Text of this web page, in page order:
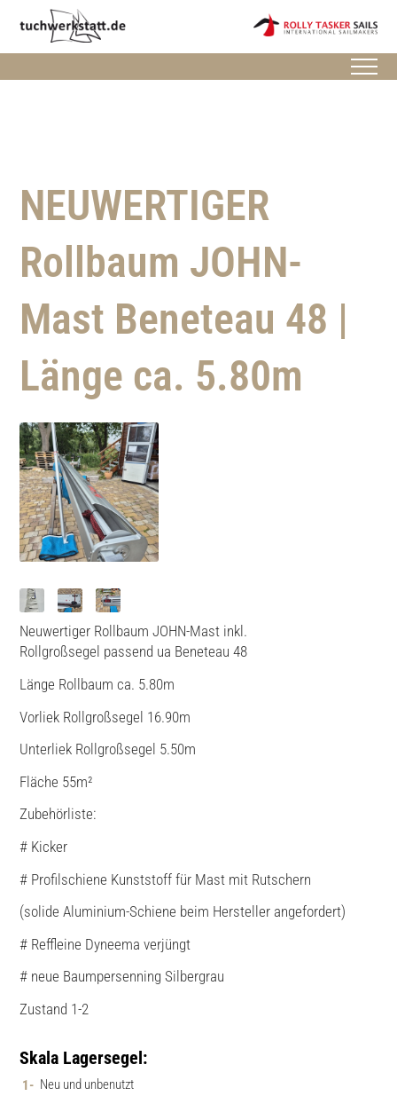
NEUWERTIGER
Rollbaum JOHN-
Mast Beneteau 48 |
Länge ca. 5.80m
Neuwertiger Rollbaum JOHN-Mast inkl.
Rollgroßsegel passend ua Beneteau 48
Länge Rollbaum ca. 5.80m
Vorliek Rollgroßsegel 16.90m
Unterliek Rollgroßsegel 5.50m
Fläche 55m²
Zubehörliste:
# Kicker
# Profilschiene Kunststoff für Mast mit Rutschern
(solide Aluminium-Schiene beim Hersteller angefordert)
# Reffleine Dyneema verjüngt
# neue Baumpersenning Silbergrau
Zustand 1-2
Skala Lagersegel:
Neu und unbenutzt